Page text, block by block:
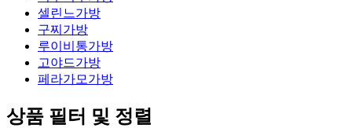
셀린느가방
구찌가방
루이비통가방
고야드가방
페라가모가방
상품 필터 및 정렬